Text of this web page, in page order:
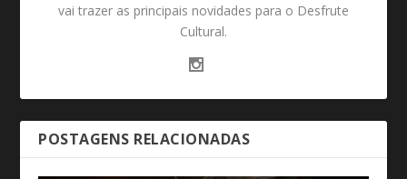
vai trazer as principais novidades para o Desfrute
Cultural.
POSTAGENS RELACIONADAS